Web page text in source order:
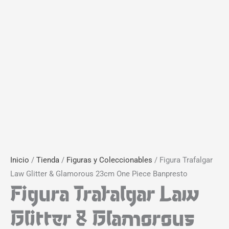
Inicio / Tienda / Figuras y Coleccionables / Figura Trafalgar
Law Glitter & Glamorous 23cm One Piece Banpresto
Figura Trafalgar Law
Glitter & Glamorous